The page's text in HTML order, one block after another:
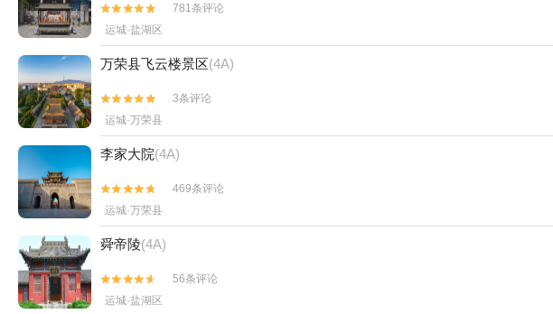


781条评论
运城·盐湖区
万荣县飞云楼景区(4A)


3条评论
运城·万荣县
李家大院(4A)


469条评论
运城·万荣县
舜帝陵(4A)


56条评论
运城·盐湖区